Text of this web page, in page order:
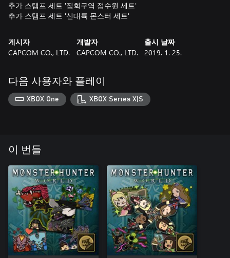
추가 스탬프 세트 '집회구역 접수원 세트'
추가 스탬프 세트 '신대륙 몬스터 세트'
게시자
CAPCOM CO., LTD.
개발자
CAPCOM CO., LTD.
출시 날짜
2019. 1. 25.
다음 사용자와 플레이
XBOX One XBOX Series X|S
이 번들